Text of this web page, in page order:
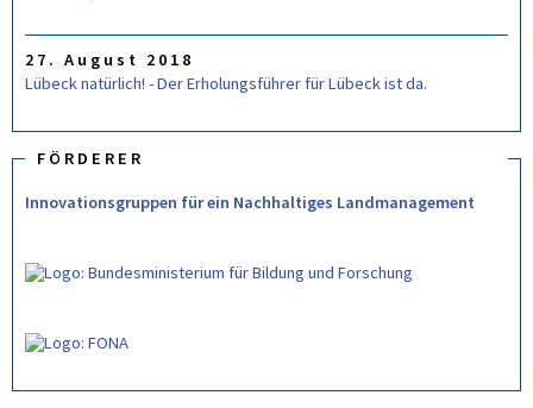
27. August 2018
Lübeck natürlich! - Der Erholungsführer für Lübeck ist da.
FÖRDERER
Innovationsgruppen für ein Nachhaltiges Landmanagement